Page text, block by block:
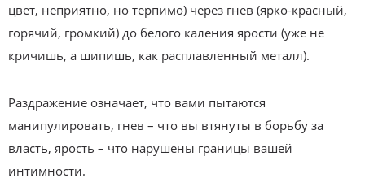
цвет, неприятно, но терпимо) через гнев (ярко-красный,
горячий, громкий) до белого каления ярости (уже не
кричишь, а шипишь, как расплавленный металл).
Раздражение означает, что вами пытаются
манипулировать, гнев – что вы втянуты в борьбу за
власть, ярость – что нарушены границы вашей
интимности.